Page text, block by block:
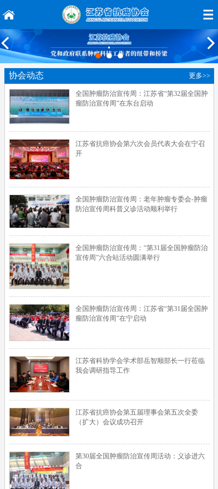
协会动态 更多>>
全国肿瘤防治宣传周：江苏省“第32届全国肿
瘤防治宣传周”在东台启动
江苏省抗癌协会第六次会员代表大会在宁召
开
全国肿瘤防治宣传周：老年肿瘤专委会-肿瘤
防治宣传周科普义诊活动顺利举行
全国肿瘤防治宣传周：“第31届全国肿瘤防治
宣传周”六合站活动圆满举行
全国肿瘤防治宣传周：江苏省“第31届全国肿
瘤防治宣传周”在宁启动
江苏省科协学会学术部岳智顺部长一行莅临
我会调研指导工作
江苏省抗癌协会第五届理事会第五次全委
（扩大）会议成功召开
第30届全国肿瘤防治宣传周活动：义诊进六
合